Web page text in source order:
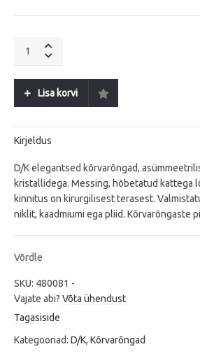
Lisa korvi
Kirjeldus
D/K elegantsed kõrvarõngad,
kristallidega. Messing, hõbetatud kattega
kinnitus on kirurgilisest terasest.
niklit, kaadmiumi ega pliid. Kõrvarõngaste
Võrdle
SKU: 480081 -
Vajate abi? Võta ühendust
Tagasiside
Kategooriad: D/K, Kõrvarõngad